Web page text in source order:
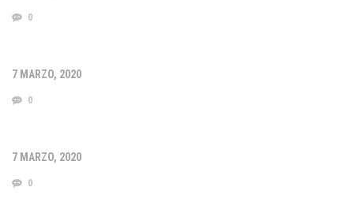
0
7 MARZO, 2020
0
7 MARZO, 2020
0